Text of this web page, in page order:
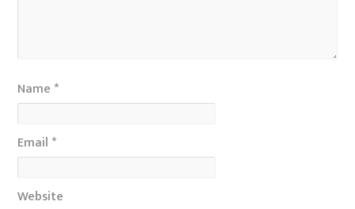
Name *
Email *
Website